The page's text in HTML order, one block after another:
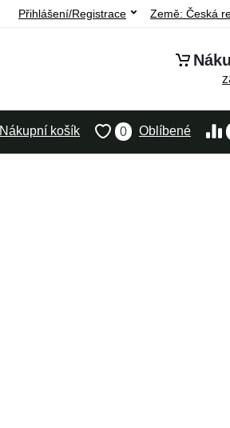
Země: Česká
Přihlášení/Registrace
0 Oblíbené
Nákupní košík